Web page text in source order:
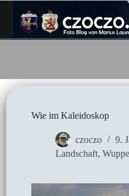
Inhalt
springen
Wie im Kaleidoskop
czoczo
9.
Landschaft,